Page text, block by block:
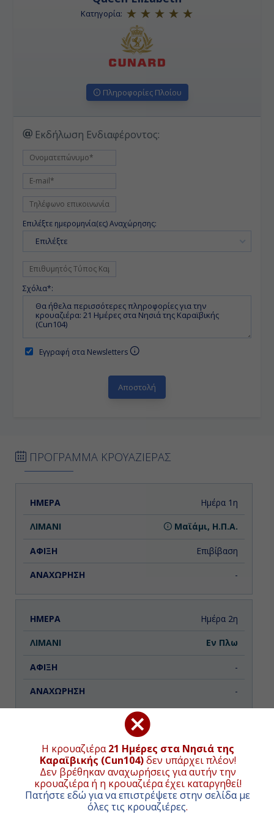
Η κρουαζιέρα21 Ημέρες στα Νησιά της
Καραϊβικής (Cun104)δεν υπάρχει πλέον!
Δεν βρέθηκαν αναχωρήσεις για αυτήν την
κρουαζιέρα ή η κρουαζιέρα έχει καταργηθεί!
Πατήστε εδώ για να επιστρέψετε στην σελίδα με
όλες τις κρουαζιέρες.
Κατηγορία:
Πληροφορίες Πλοίου
Εκδήλωση Ενδιαφέροντος:
Επιλέξτε ημερομηνία(ες) Αναχώρησης:
Επιλέξτε
Σχόλια*:
Εγγραφή στα Newsletters
ΠΡΟΓΡΑΜΜΑ ΚΡΟΥΑΖΙΕΡΑΣ
ΗΜΕΡΑ ΑΝΑΧΩΡΗΣΗ
Ημέρα 1η
Μαϊάμι, Η.Π.Α.
Επιβίβαση
-
Ημέρα 2η
Εν Πλω
-
-
Άμπερ Κόουβ, Δομινικανή
Δημοκρατία
07:00
ΧΑΡΤΗΣ ΚΡΟΥΑΖΙΕΡΑΣ
Συνολική απόσταση κρουαζιέρας:5342ναυτικά μίλια
(9894χλμ.)